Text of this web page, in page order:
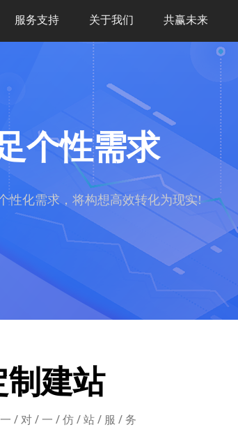
服务支持 关于我们 共赢未来
性化需求，将构想高效转化为现实!
个性需求
制建站
/ 对 / 一 / 仿 / 站 / 服 / 务